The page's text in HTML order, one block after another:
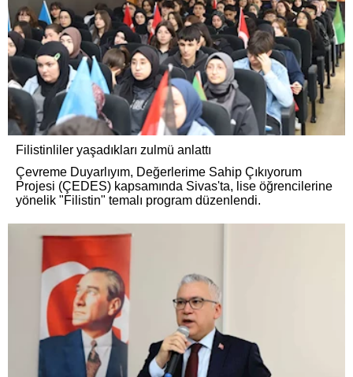
Filistinliler yaşadıkları zulmü anlattı
Çevreme Duyarlıyım, Değerlerime Sahip Çıkıyorum
Projesi (ÇEDES) kapsamında Sivas'ta, lise öğrencilerine
yönelik "Filistin" temalı program düzenlendi.